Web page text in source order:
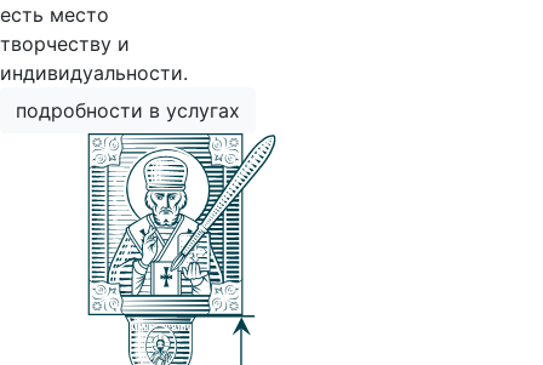
есть место
творчеству и
индивидуальности.
подробности в услугах